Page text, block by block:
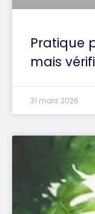
Pratique
mais
31 mars 2026